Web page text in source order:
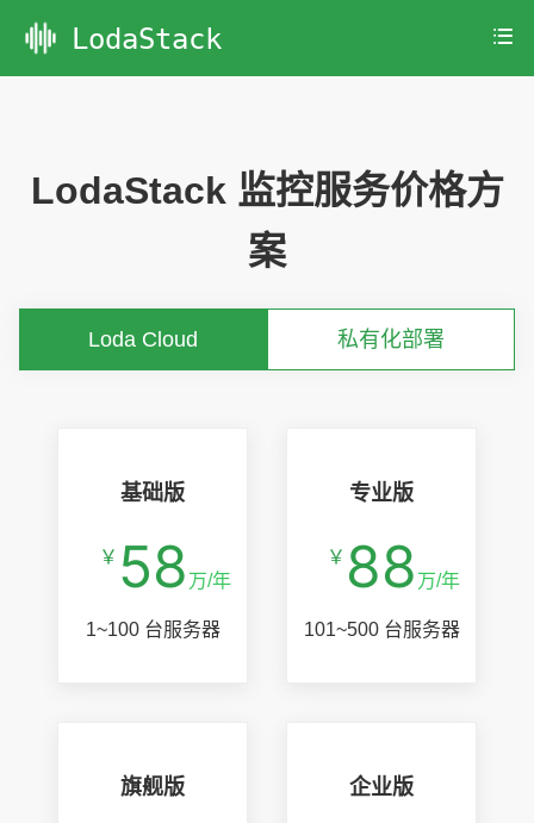
LodaStack
LodaStack 监控服务价格方
案
Loda Cloud 私有化部署
基础版
￥ 58 万/年
1~100台服务器
专业版
￥ 88 万/年
101~500台服务器
旗舰版 企业版